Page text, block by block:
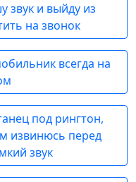
звук и выйду из
на звонок
всегда на
под рингтон,
извинюсь перед
звук